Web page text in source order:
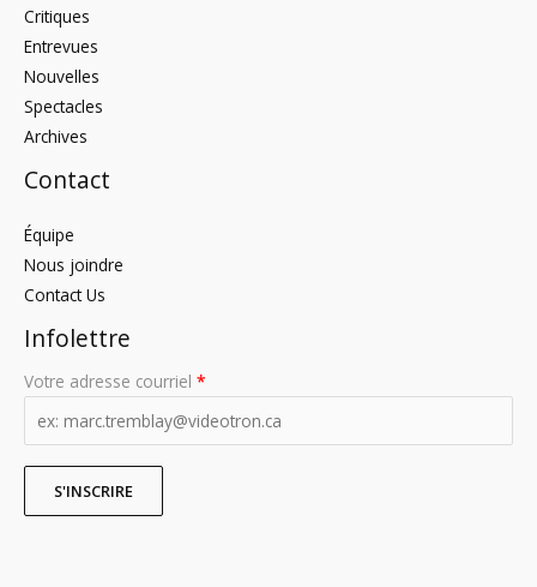
Critiques
Entrevues
Nouvelles
Spectacles
Archives
Contact
Équipe
Nous joindre
Contact Us
Infolettre
Votre adresse courriel *